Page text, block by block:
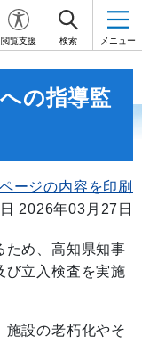
閲覧支援 検索 メニュー
の指導監
ページの内容を印刷
2026年03月27日
め、高知県知事
び立入検査を実施
設の老朽化やそ